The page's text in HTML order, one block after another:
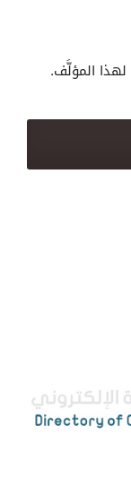
لهذا المؤلَّف.